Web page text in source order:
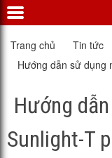
Trang chủ
Tin tức
Hướng dẫn sử dụng
Hướng
Sunlight-T